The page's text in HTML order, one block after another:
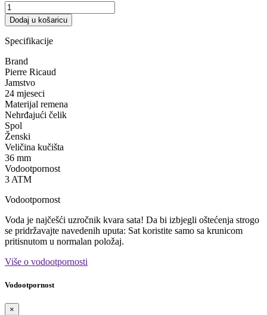
Pierre
Ricaud
P22045.9166Q
-
SET
količina
Dodaj u košaricu
Specifikacije
Brand
Pierre Ricaud
Jamstvo
24 mjeseci
Materijal remena
Nehrđajući čelik
Spol
Ženski
Veličina kučišta
36 mm
Vodootpornost
3 ATM
Vodootpornost
Voda je najčešći uzročnik kvara sata! Da bi izbjegli oštećenja strogo
se pridržavajte navedenih uputa: Sat koristite samo sa krunicom
pritisnutom u normalan položaj.
Više o vodootpornosti
Vodootpornost
×